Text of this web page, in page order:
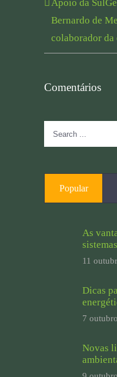
Apoio da
Bernardo de
colaborador da
Comentários
Search
for:
Popular
As
11
Dicas
7
Novas